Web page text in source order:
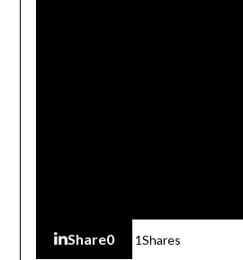
Share0 1Shares